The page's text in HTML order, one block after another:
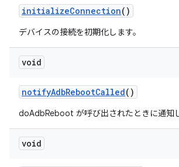
initializeConnection()
デバイスの接続を初期化します。
void
notifyAdbRebootCalled()
doAdbReboot が呼び出されたときに通知し
void